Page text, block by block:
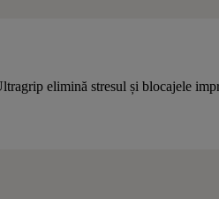
elimină stresul și blocajele